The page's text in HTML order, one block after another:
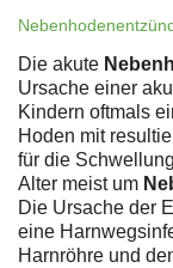
Die akute
Ursache einer
Kindern oftmals
Hoden mit
für die
Alter meist um
Die Ursache der
eine
Harnröhre und